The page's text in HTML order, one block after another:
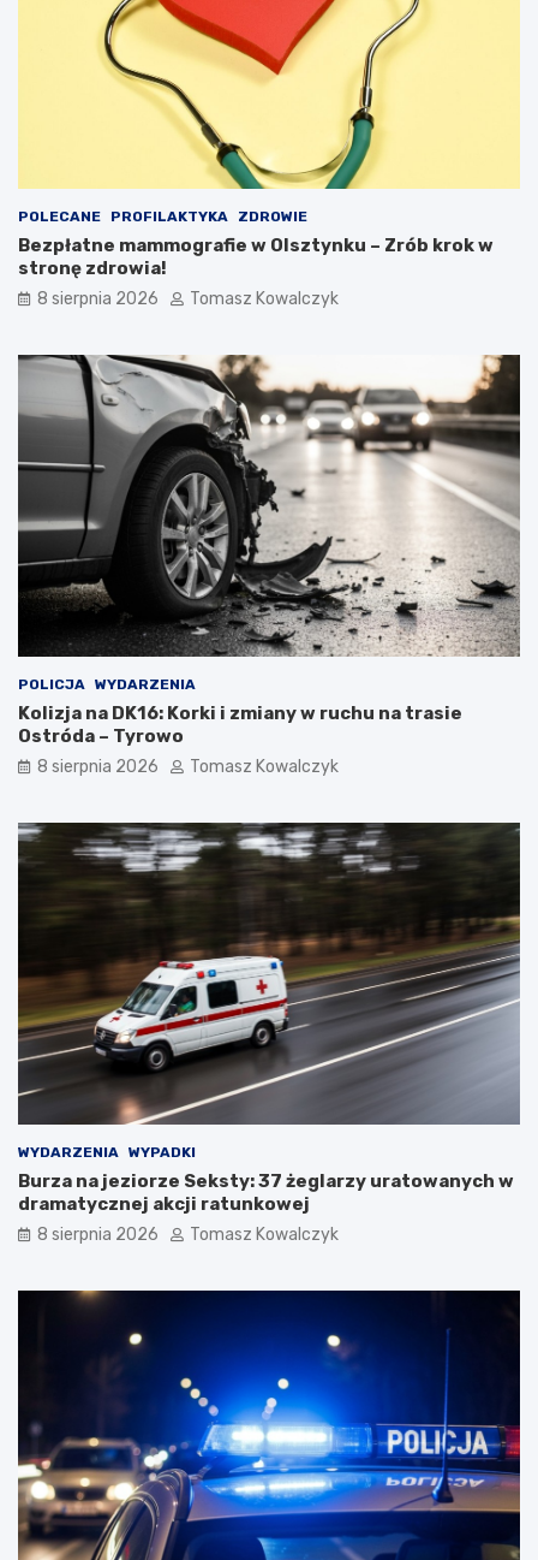
POLECANE PROFILAKTYKA ZDROWIE
Bezpłatne mammografie w Olsztynku – Zrób krok w
stronę zdrowia!
8 sierpnia 2026 Tomasz Kowalczyk
POLICJA WYDARZENIA
Kolizja na DK16: Korki i zmiany w ruchu na trasie
Ostróda – Tyrowo
8 sierpnia 2026 Tomasz Kowalczyk
WYDARZENIA WYPADKI
Burza na jeziorze Seksty: 37 żeglarzy uratowanych w
dramatycznej akcji ratunkowej
8 sierpnia 2026 Tomasz Kowalczyk